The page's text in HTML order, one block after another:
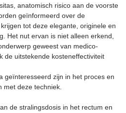
anatomisch risico aan de voorste
geïnformeerd over de
tot deze elegante, originele en
Het nut ervan is niet alleen erkend,
geweest van medico-
de uitstekende kosteneffectiviteit
geïnteresseerd zijn in het proces en
met deze techniek.
de stralingsdosis in het rectum en